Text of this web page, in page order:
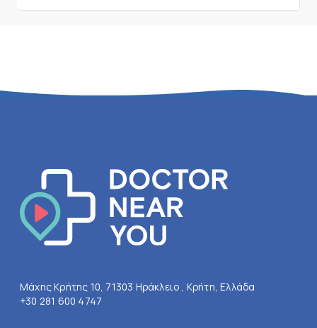
Μάχης Κρήτης 10, 71303 Ηράκλειο , Κρήτη, Ελλάδα
+30 281 600 4747